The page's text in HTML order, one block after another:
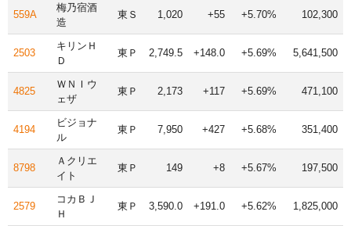
559A
梅乃宿酒
造
東Ｓ 1,020 +55 +5.70% 102,300
2503
キリンＨ
Ｄ
東Ｐ 2,749.5 +148.0 +5.69% 5,641,500
4825
ＷＮＩウ
ェザ
東Ｐ 2,173 +117 +5.69% 471,100
4194
ビジョナ
ル
東Ｐ 7,950 +427 +5.68% 351,400
8798
Ａクリエ
イト
東Ｐ 149 +8 +5.67% 197,500
2579
コカＢＪ
Ｈ
東Ｐ 3,590.0 +191.0 +5.62% 1,825,000